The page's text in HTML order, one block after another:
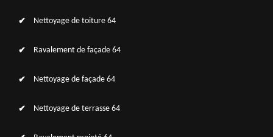
Nettoyage de toiture 64
Ravalement de façade 64
Nettoyage de façade 64
Nettoyage de terrasse 64